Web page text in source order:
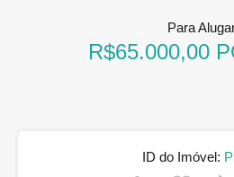
Para
R$65.000,00
ID do Imóvel: